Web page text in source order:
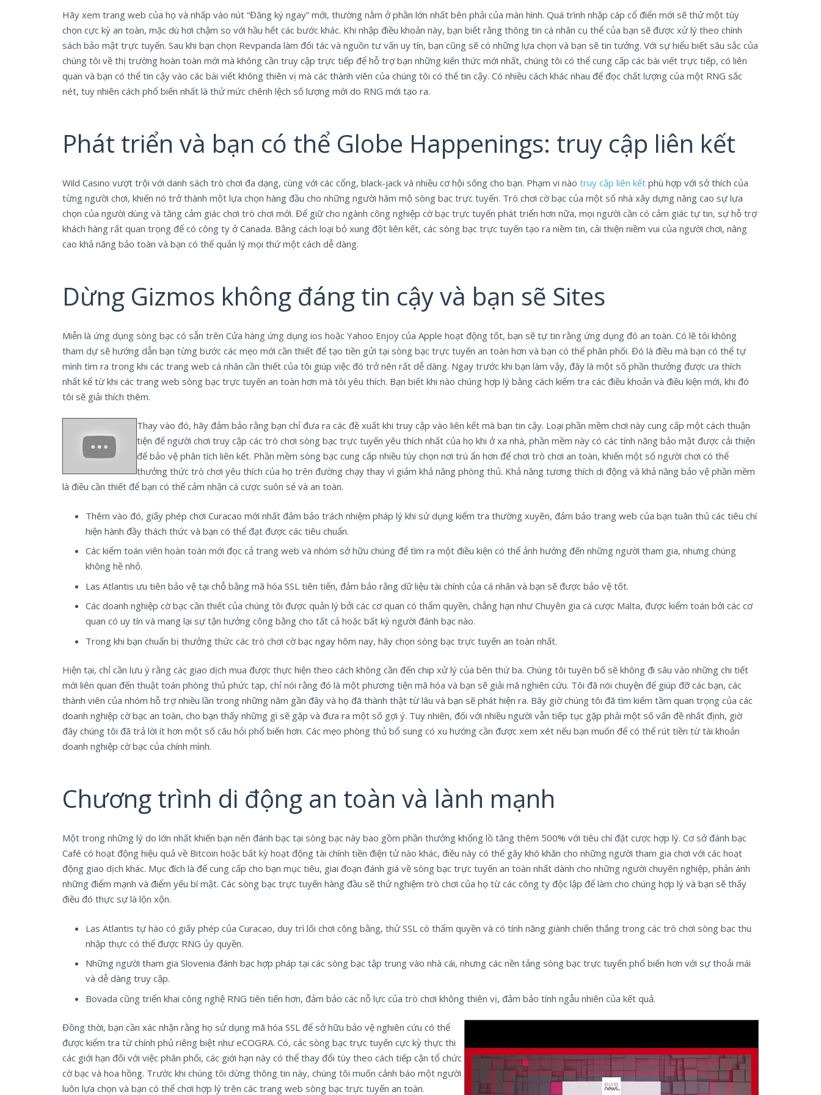
Hãy xem trang web của họ và nhấp vào nút “Đăng ký ngay” mới, thường nằm ở phần lớn nhất bên phải của màn hình. Quá trình nhập cáp cổ điển mới sẽ thử một tùy
chọn cực kỳ an toàn, mặc dù hơi chậm so với hầu hết các bước khác. Khi nhập điều khoản này, bạn biết rằng thông tin cá nhân cụ thể của bạn sẽ được xử lý theo chính
sách bảo mật trực tuyến. Sau khi bạn chọn Revpanda làm đối tác và nguồn tư vấn uy tín, bạn cũng sẽ có những lựa chọn và bạn sẽ tin tưởng. Với sự hiểu biết sâu sắc của
chúng tôi về thị trường hoàn toàn mới mà không cần truy cập trực tiếp để hỗ trợ bạn những kiến ​​​​thức mới nhất, chúng tôi có thể cung cấp các bài viết trực tiếp, có liên
quan và bạn có thể tin cậy vào các bài viết không thiên vị mà các thành viên của chúng tôi có thể tin cậy. Có nhiều cách khác nhau để đọc chất lượng của một RNG sắc
nét, tuy nhiên cách phổ biến nhất là thử mức chênh lệch số lượng mới do RNG mới tạo ra.
Phát triển và bạn có thể Globe Happenings: truy cập liên kết
Wild Casino vượt trội với danh sách trò chơi đa dạng, cùng với các cổng, black-jack và nhiều cơ hội sống cho bạn. Phạm vi nào truy cập liên kết phù hợp với sở thích của
từng người chơi, khiến nó trở thành một lựa chọn hàng đầu cho những người hâm mộ sòng bạc trực tuyến. Trò chơi cờ bạc của một số nhà xây dựng nâng cao sự lựa
chọn của người dùng và tăng cảm giác chơi trò chơi mới. Để giữ cho ngành công nghiệp cờ bạc trực tuyến phát triển hơn nữa, mọi người cần có cảm giác tự tin, sự hỗ trợ
khách hàng rất quan trọng để có công ty ở Canada. Bằng cách loại bỏ xung đột liên kết, các sòng bạc trực tuyến tạo ra niềm tin, cải thiện niềm vui của người chơi, nâng
cao khả năng bảo toàn và bạn có thể quản lý mọi thứ một cách dễ dàng.
Dừng Gizmos không đáng tin cậy và bạn sẽ Sites
Miễn là ứng dụng sòng bạc có sẵn trên Cửa hàng ứng dụng ios hoặc Yahoo Enjoy của Apple hoạt động tốt, bạn sẽ tự tin rằng ứng dụng đó an toàn. Có lẽ tôi không
tham dự sẽ hướng dẫn bạn từng bước các mẹo mới cần thiết để tạo tiền gửi tại sòng bạc trực tuyến an toàn hơn và bạn có thể phân phối. Đó là điều mà bạn có thể tự
mình tìm ra trong khi các trang web cá nhân cần thiết của tôi giúp việc đó trở nên rất dễ dàng. Ngay trước khi bạn làm vậy, đây là một số phần thưởng được ưa thích
nhất kể từ khi các trang web sòng bạc trực tuyến an toàn hơn mà tôi yêu thích. Bạn biết khi nào chúng hợp lý bằng cách kiểm tra các điều khoản và điều kiện mới, khi đó
tôi sẽ giải thích thêm.
Thay vào đó, hãy đảm bảo rằng bạn chỉ đưa ra các đề xuất khi truy cập vào liên kết mà bạn tin cậy. Loại phần mềm chơi này cung cấp một cách thuận
tiện để người chơi truy cập các trò chơi sòng bạc trực tuyến yêu thích nhất của họ khi ở xa nhà, phần mềm này có các tính năng bảo mật được cải thiện
để bảo vệ phân tích liên kết. Phần mềm sòng bạc cung cấp nhiều tùy chọn nơi trú ẩn hơn để chơi trò chơi an toàn, khiến một số người chơi có thể
thưởng thức trò chơi yêu thích của họ trên đường chạy thay vì giảm khả năng phòng thủ. Khả năng tương thích di động và khả năng bảo vệ phần mềm
là điều cần thiết để bạn có thể cảm nhận cá cược suôn sẻ và an toàn.
Thêm vào đó, giấy phép chơi Curacao mới nhất đảm bảo trách nhiệm pháp lý khi sử dụng kiểm tra thường xuyên, đảm bảo trang web của bạn tuân thủ các tiêu chí
hiện hành đầy thách thức và bạn có thể đạt được các tiêu chuẩn.
Các kiểm toán viên hoàn toàn mới đọc cả trang web và nhóm sở hữu chúng để tìm ra một điều kiện có thể ảnh hưởng đến những người tham gia, nhưng chúng
không hề nhỏ.
Las Atlantis ưu tiên bảo vệ tại chỗ bằng mã hóa SSL tiên tiến, đảm bảo rằng dữ liệu tài chính của cá nhân và bạn sẽ được bảo vệ tốt.
Các doanh nghiệp cờ bạc cần thiết của chúng tôi được quản lý bởi các cơ quan có thẩm quyền, chẳng hạn như Chuyên gia cá cược Malta, được kiểm toán bởi các cơ
quan có uy tín và mang lại sự tận hưởng công bằng cho tất cả hoặc bất kỳ người đánh bạc nào.
Trong khi bạn chuẩn bị thưởng thức các trò chơi cờ bạc ngay hôm nay, hãy chọn sòng bạc trực tuyến an toàn nhất.
Hiện tại, chỉ cần lưu ý rằng các giao dịch mua được thực hiện theo cách không cần đến chip xử lý của bên thứ ba. Chúng tôi tuyên bố sẽ không đi sâu vào những chi tiết
mới liên quan đến thuật toán phòng thủ phức tạp, chỉ nói rằng đó là một phương tiện mã hóa và bạn sẽ giải mã nghiên cứu. Tôi đã nói chuyện để giúp đỡ các bạn, các
thành viên của nhóm hỗ trợ nhiều lần trong những năm gần đây và họ đã thành thật từ lâu và bạn sẽ phát hiện ra. Bây giờ chúng tôi đã tìm kiếm tầm quan trọng của các
doanh nghiệp cờ bạc an toàn, cho bạn thấy những gì sẽ gặp và đưa ra một số gợi ý. Tuy nhiên, đối với nhiều người vẫn tiếp tục gặp phải một số vấn đề nhất định, giờ
đây chúng tôi đã trả lời ít hơn một số câu hỏi phổ biến hơn. Các mẹo phòng thủ bổ sung có xu hướng cần được xem xét nếu bạn muốn để có thể rút tiền từ tài khoản
doanh nghiệp cờ bạc của chính mình.
Chương trình di động an toàn và lành mạnh
Một trong những lý do lớn nhất khiến bạn nên đánh bạc tại sòng bạc này bao gồm phần thưởng khổng lồ tăng thêm 500% với tiêu chí đặt cược hợp lý. Cơ sở đánh bạc
Café có hoạt động hiệu quả về Bitcoin hoặc bất kỳ hoạt động tài chính tiền điện tử nào khác, điều này có thể gây khó khăn cho những người tham gia chơi với các hoạt
động giao dịch khác. Mục đích là để cung cấp cho bạn mục tiêu, giai đoạn đánh giá về sòng bạc trực tuyến an toàn nhất dành cho những người chuyên nghiệp, phản ánh
những điểm mạnh và điểm yếu bí mật. Các sòng bạc trực tuyến hàng đầu sẽ thử nghiệm trò chơi của họ từ các công ty độc lập để làm cho chúng hợp lý và bạn sẽ thấy
điều đó thực sự là lộn xộn.
Las Atlantis tự hào có giấy phép của Curacao, duy trì lối chơi công bằng, thử SSL có thẩm quyền và có tính năng giành chiến thắng trong các trò chơi sòng bạc thu
nhập thực có thể được RNG ủy quyền.
Những người tham gia Slovenia đánh bạc hợp pháp tại các sòng bạc tập trung vào nhà cái, nhưng các nền tảng sòng bạc trực tuyến phổ biến hơn với sự thoải mái
và dễ dàng truy cập.
Bovada cũng triển khai công nghệ RNG tiên tiến hơn, đảm bảo các nỗ lực của trò chơi không thiên vị, đảm bảo tính ngẫu nhiên của kết quả.
Đồng thời, bạn cần xác nhận rằng họ sử dụng mã hóa SSL để sở hữu bảo vệ nghiên cứu có thể
được kiểm tra từ chính phủ riêng biệt như eCOGRA​. Có, các sòng bạc trực tuyến cực kỳ thực thi
các giới hạn đối với việc phân phối, các giới hạn này có thể thay đổi tùy theo cách tiếp cận tổ chức
cờ bạc và hoa hồng. Trước khi chúng tôi dừng thông tin này, chúng tôi muốn cảnh báo một người
luôn lựa chọn và bạn có thể chơi hợp lý trên các trang web sòng bạc trực tuyến an toàn.